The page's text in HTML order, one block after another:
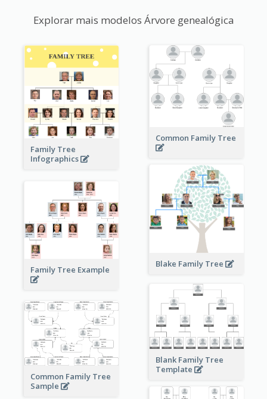
Explorar mais modelos Árvore genealógica
Family Tree
Infographics
Common Family Tree
Blake Family Tree
Family Tree Example
Blank Family Tree
Template
Common Family Tree
Sample